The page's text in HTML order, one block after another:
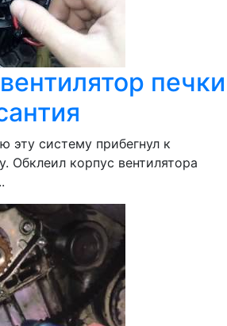
печки
эту систему прибегнул к
Обклеил корпус вентилятора